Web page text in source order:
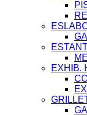
EXHIB.